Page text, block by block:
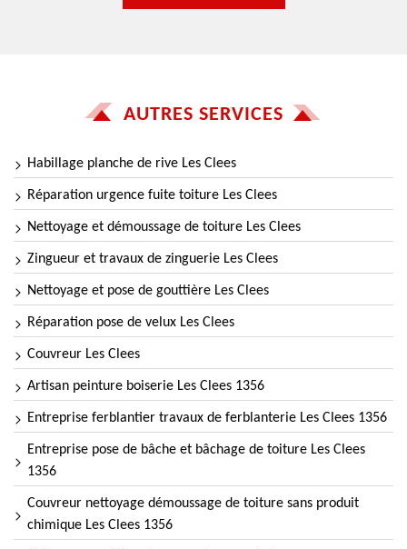
AUTRES SERVICES
Habillage planche de rive Les Clees
Réparation urgence fuite toiture Les Clees
Nettoyage et démoussage de toiture Les Clees
Zingueur et travaux de zinguerie Les Clees
Nettoyage et pose de gouttière Les Clees
Réparation pose de velux Les Clees
Couvreur Les Clees
Artisan peinture boiserie Les Clees 1356
Entreprise ferblantier travaux de ferblanterie Les Clees 1356
Entreprise pose de bâche et bâchage de toiture Les Clees
1356
Couvreur nettoyage démoussage de toiture sans produit
chimique Les Clees 1356